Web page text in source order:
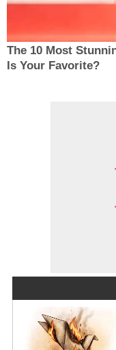
The 10 Most
Is Your Favorite?